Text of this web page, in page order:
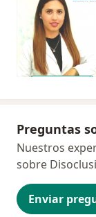
Preguntas
Enviar
Nuestros
sobre